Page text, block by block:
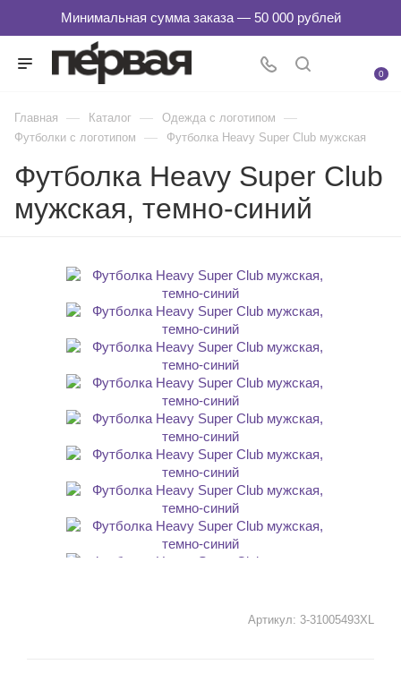
0
Главная — Каталог — Одежда с логотипом —
Футболки с логотипом — Футболка Heavy Super Club мужская
Футболка Heavy Super Club
мужская, темно-синий
Артикул: 3-31005493XL